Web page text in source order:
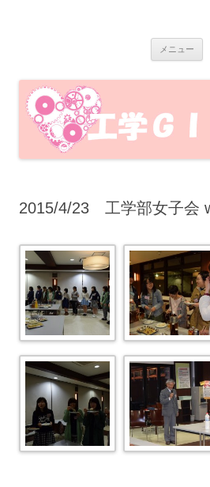
学部の魅力を女子目線
メニュー
2015/4/23 工学部女子会